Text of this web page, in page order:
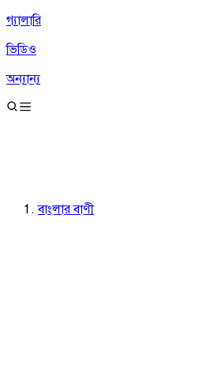
গ্যালারি
ভিডিও
অন্যান্য
বাংলার বাণী